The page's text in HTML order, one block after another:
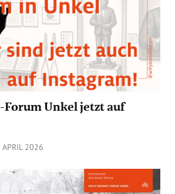
Unkel jetzt auf
APRIL 2026